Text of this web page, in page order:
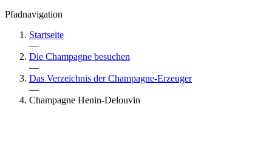
Pfadnavigation
Startseite
—
Die Champagne besuchen
—
Das Verzeichnis der Champagne-Erzeuger
—
Champagne Henin-Delouvin